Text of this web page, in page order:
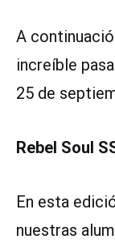
A
increíble
25 de
Rebel Soul
En esta
nuestras